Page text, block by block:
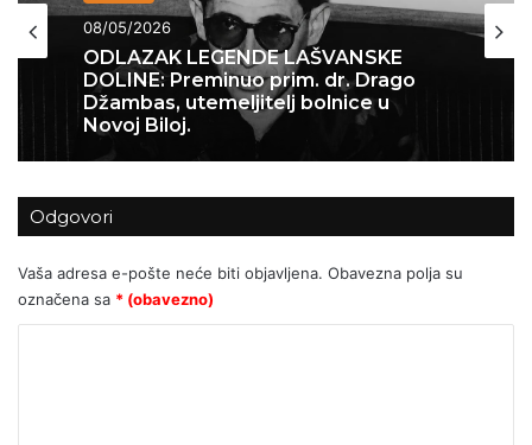
08/05/2026
ODLAZAK LEGENDE LAŠVANSKE
DOLINE: Preminuo prim. dr. Drago
Džambas, utemeljitelj bolnice u
Novoj Biloj.
Odgovori
Vaša adresa e-pošte neće biti objavljena. Obavezna polja su
označena sa * (obavezno)